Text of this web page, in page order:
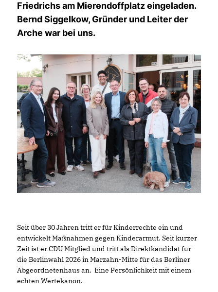
Friedrichs am Mierendoffplatz eingeladen.
Bernd Siggelkow, Gründer und Leiter der
Arche war bei uns.
Seit über 30 Jahren tritt er für Kinderrechte ein und
entwickelt Maßnahmen gegen Kinderarmut. Seit kurzer
Zeit ist er CDU Mitglied und tritt als Direktkandidat für
die Berlinwahl 2026 in Marzahn-Mitte für das Berliner
Abgeordnetenhaus an. Eine Persönlichkeit mit einem
echten Wertekanon.